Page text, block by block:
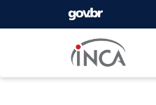
GOVBR